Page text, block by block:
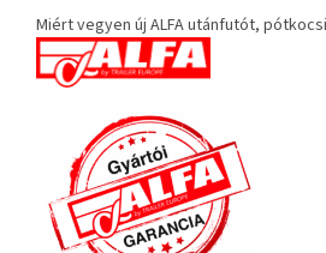
Miért vegyen új ALFA utánfutót,